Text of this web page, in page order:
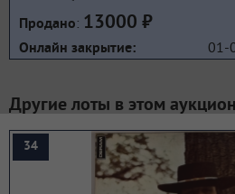
Продано: 13000 ₽
Онлайн закрытие: 01-
Другие лоты в этом
34